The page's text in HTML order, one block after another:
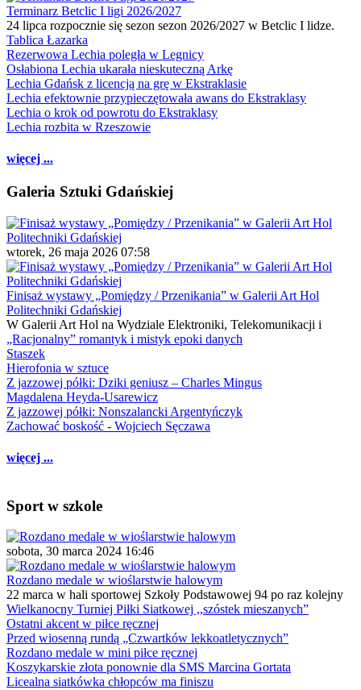
Terminarz Betclic I ligi 2026/2027
24 lipca rozpocznie się sezon sezon 2026/2027 w Betclic I lidze.
Tablica Łazarka
Rezerwowa Lechia poległa w Legnicy
Osłabiona Lechia ukarała nieskuteczną Arkę
Lechia Gdańsk z licencją na grę w Ekstraklasie
Lechia efektownie przypieczętowała awans do Ekstraklasy
Lechia o krok od powrotu do Ekstraklasy
Lechia rozbita w Rzeszowie
więcej ...
Galeria Sztuki Gdańskiej
wtorek, 26 maja 2026 07:58
Finisaż wystawy „Pomiędzy / Przenikania” w Galerii Art Hol
Politechniki Gdańskiej
W Galerii Art Hol na Wydziale Elektroniki, Telekomunikacji i
„Racjonalny” romantyk i mistyk epoki danych
Staszek
Hierofonia w sztuce
Z jazzowej półki: Dziki geniusz – Charles Mingus
Magdalena Heyda-Usarewicz
Z jazzowej półki: Nonszalancki Argentyńczyk
Zachować boskość - Wojciech Sęczawa
więcej ...
Sport w szkole
sobota, 30 marca 2024 16:46
Rozdano medale w wioślarstwie halowym
22 marca w hali sportowej Szkoły Podstawowej 94 po raz kolejny
Wielkanocny Turniej Piłki Siatkowej ,,szóstek mieszanych”
Ostatni akcent w piłce ręcznej
Przed wiosenną rundą „Czwartków lekkoatletycznych”
Rozdano medale w mini piłce ręcznej
Koszykarskie złota ponownie dla SMS Marcina Gortata
Licealna siatkówka chłopców ma finiszu